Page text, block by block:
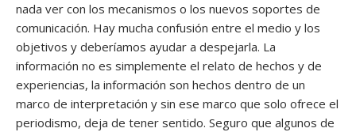
nada ver con los mecanismos o los nuevos soportes de
comunicación. Hay mucha confusión entre el medio y los
objetivos y deberíamos ayudar a despejarla. La
información no es simplemente el relato de hechos y de
experiencias, la información son hechos dentro de un
marco de interpretación y sin ese marco que solo ofrece el
periodismo, deja de tener sentido. Seguro que algunos de